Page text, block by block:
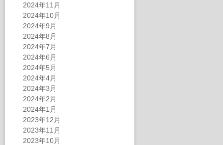
2024年11月
2024年10月
2024年9月
2024年8月
2024年7月
2024年6月
2024年5月
2024年4月
2024年3月
2024年2月
2024年1月
2023年12月
2023年11月
2023年10月